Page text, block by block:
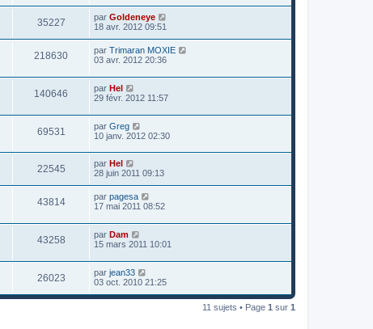
35227 par Goldeneye
18 avr. 2012 09:51
218630 par Trimaran MOXIE
03 avr. 2012 20:36
140646 par Hel
29 févr. 2012 11:57
69531 par Greg
10 janv. 2012 02:30
22545 par Hel
28 juin 2011 09:13
43814 par pagesa
17 mai 2011 08:52
43258 par Dam
15 mars 2011 10:01
26023 par jean33
03 oct. 2010 21:25
11 sujets • Page 1 sur 1